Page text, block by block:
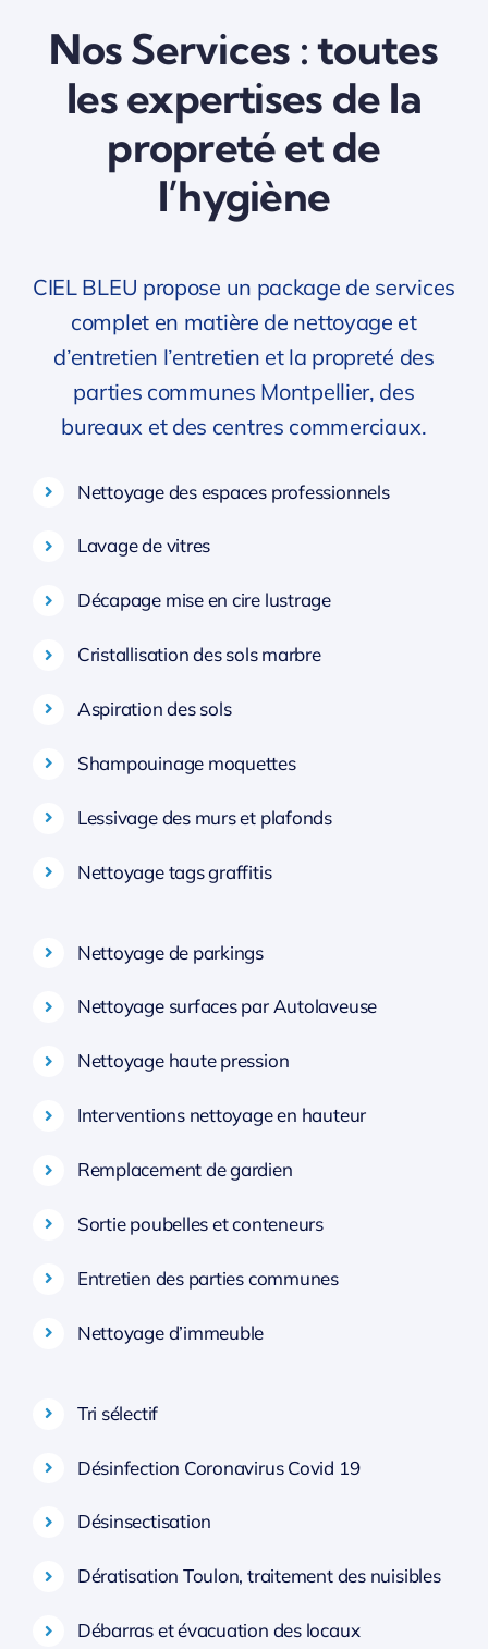
Nos Services : toutes
les expertises de la
propreté et de
l’hygiène
CIEL BLEU propose un package de services
complet en matière de nettoyage et
d’entretien l’entretien et la propreté des
parties communes Montpellier, des
bureaux et des centres commerciaux.
Nettoyage des espaces professionnels
Lavage de vitres
Décapage mise en cire lustrage
Cristallisation des sols marbre
Aspiration des sols
Shampouinage moquettes
Lessivage des murs et plafonds
Nettoyage tags graffitis
Nettoyage de parkings
Nettoyage surfaces par Autolaveuse
Nettoyage haute pression
Interventions nettoyage en hauteur
Remplacement de gardien
Sortie poubelles et conteneurs
Entretien des parties communes
Nettoyage d’immeuble
Tri sélectif
Désinfection Coronavirus Covid 19
Désinsectisation
Dératisation Toulon, traitement des nuisibles
Débarras et évacuation des locaux